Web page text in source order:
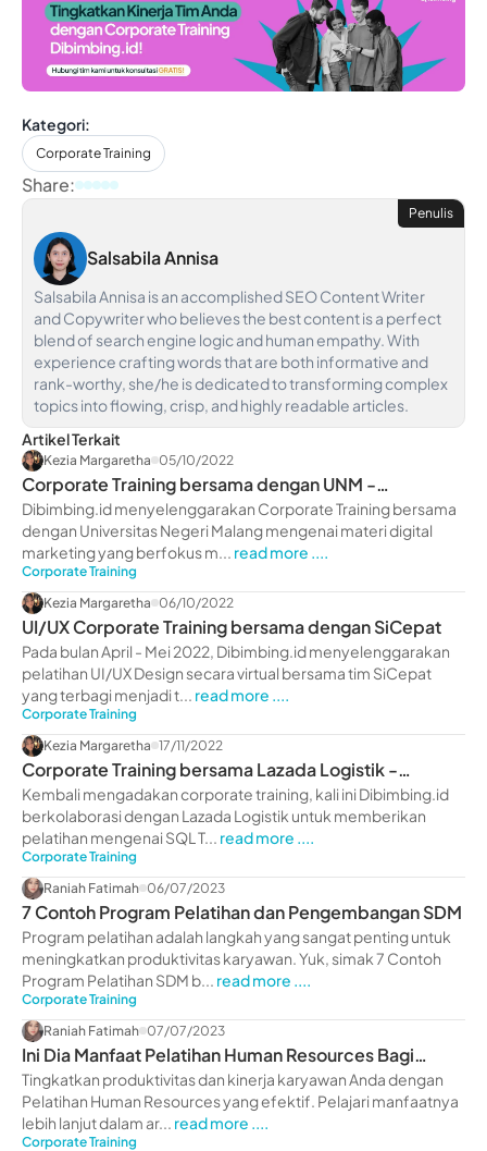
Kategori:
Corporate Training
Share:
Penulis
Salsabila Annisa
Salsabila Annisa is an accomplished SEO Content Writer
and Copywriter who believes the best content is a perfect
blend of search engine logic and human empathy. With
experience crafting words that are both informative and
rank-worthy, she/he is dedicated to transforming complex
topics into flowing, crisp, and highly readable articles.
Artikel Terkait
Kezia Margaretha 05/10/2022
Corporate Training bersama dengan UNM -
dibimbing.id
Dibimbing.id menyelenggarakan Corporate Training bersama
dengan Universitas Negeri Malang mengenai materi digital
marketing yang berfokus m... read more ....
Corporate Training
Kezia Margaretha 06/10/2022
UI/UX Corporate Training bersama dengan SiCepat
Pada bulan April - Mei 2022, Dibimbing.id menyelenggarakan
pelatihan UI/UX Design secara virtual bersama tim SiCepat
yang terbagi menjadi t... read more ....
Corporate Training
Kezia Margaretha 17/11/2022
Corporate Training bersama Lazada Logistik -
dibimbing.id
Kembali mengadakan corporate training, kali ini Dibimbing.id
berkolaborasi dengan Lazada Logistik untuk memberikan
pelatihan mengenai SQL T... read more ....
Corporate Training
Raniah Fatimah 06/07/2023
7 Contoh Program Pelatihan dan Pengembangan SDM
Program pelatihan adalah langkah yang sangat penting untuk
meningkatkan produktivitas karyawan. Yuk, simak 7 Contoh
Program Pelatihan SDM b... read more ....
Corporate Training
Raniah Fatimah 07/07/2023
Ini Dia Manfaat Pelatihan Human Resources Bagi
Perusahaan
Tingkatkan produktivitas dan kinerja karyawan Anda dengan
Pelatihan Human Resources yang efektif. Pelajari manfaatnya
lebih lanjut dalam ar... read more ....
Corporate Training